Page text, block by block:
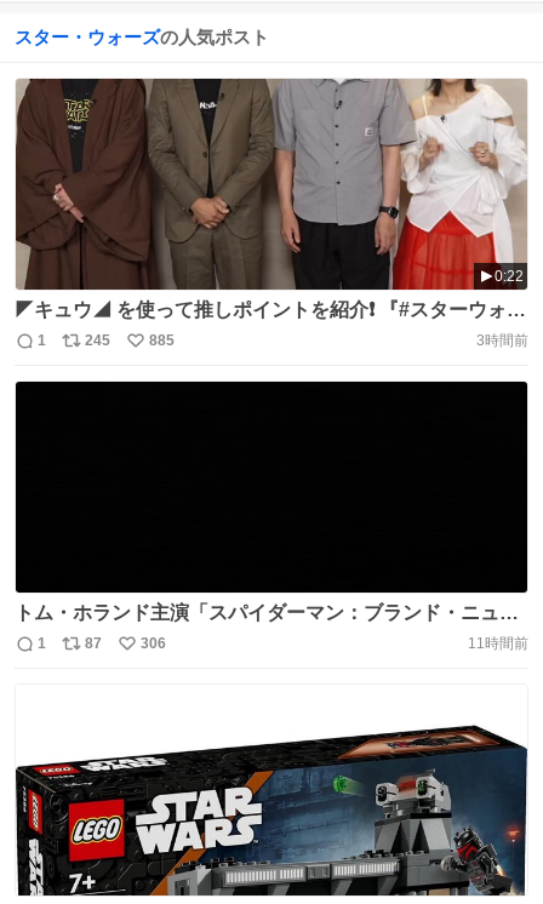
スター・ウォーズの人気ポスト
0:22
◤キュウ◢ を使って推しポイントを紹介❗️ 『#スターウォー
ズ：ビジョンズ／#九人目のジェダイ』 ⠀ ✧赤﨑千夏さん
返
信
1
リ
ポ
245
い
い
885 3時間前
トム・ホランド主演「スパイダーマン：ブランド・ニュ
ー・デイ」が史上最速で全米興収5億ドルを突破へ。1週間
て前作「スパイダーマン：ノー・ウェイ・ホーム」(12日
間)を上回る新記録。 https://t.co/PoeySUyFjU
返
1
リ
数
87
い
306 11時間前